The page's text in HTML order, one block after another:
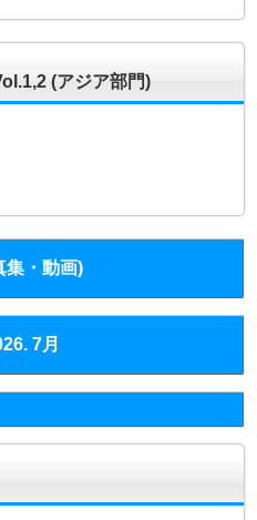
(アジア部門)
集・動画)
7月